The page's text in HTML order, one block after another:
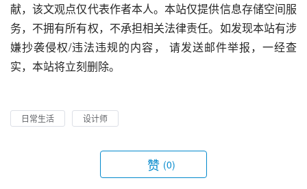
献，该文观点仅代表作者本人。本站仅提供信息存储空间服
务，不拥有所有权，不承担相关法律责任。如发现本站有涉
嫌抄袭侵权/违法违规的内容， 请发送邮件举报，一经查
实，本站将立刻删除。
日常生活 设计师
赞 (0)